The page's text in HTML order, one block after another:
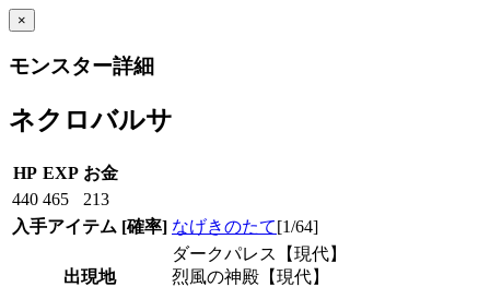
×
モンスター詳細
ネクロバルサ
HP EXP お金
440 465
213
入手アイテム [確率] なげきのたて[1/64]
出現地
ダークパレス【現代】
烈風の神殿【現代】